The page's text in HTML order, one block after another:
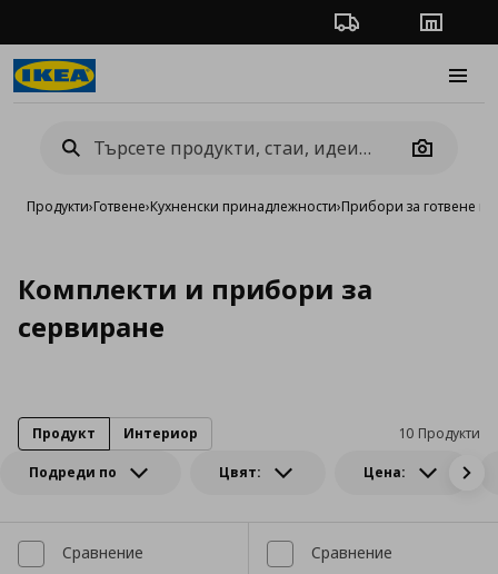
Проследяване на
Camera
Продукти›Готвене›Кухненски принадлежности›Прибори за готвене и
Комплекти и прибори за
сервиране
Подреди по Цвят: Цена:
10 Продукти
Продукт Интериор
Сравнение Сравнение